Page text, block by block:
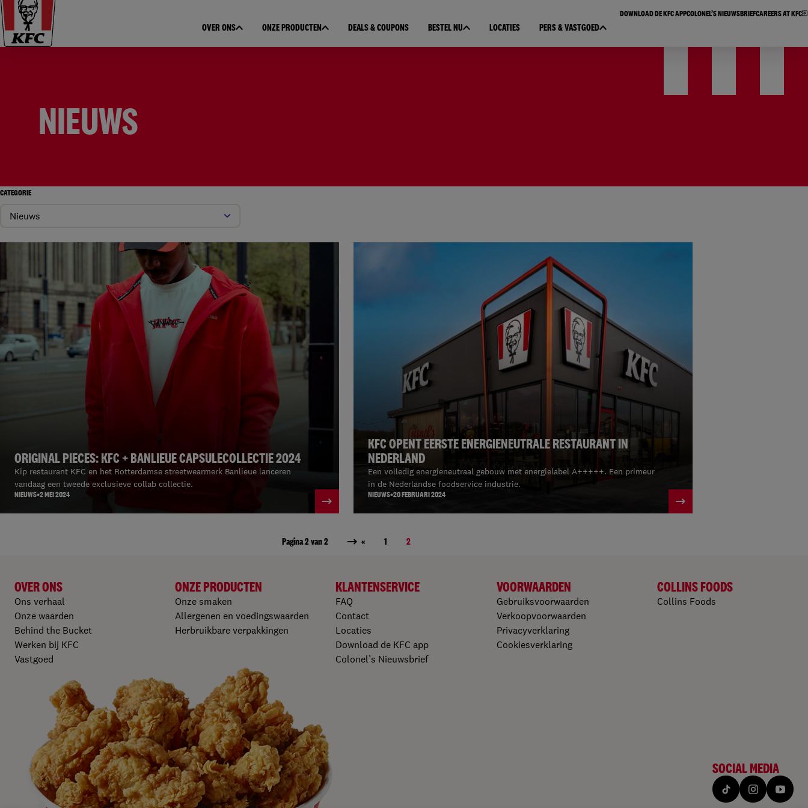
OVER ONS ONZE PRODUCTEN DEALS & COUPONS BESTEL NU LOCATIES PERS & VASTGOED
DOWNLOAD DE KFC APP​COLONEL’S NIEUWSBRIEF​CAREERS AT KFC
NIEUWS
CATEGORIE
ORIGINAL PIECES: KFC + BANLIEUE CAPSULECOLLECTIE 2024
Kip restaurant KFC en het Rotterdamse streetwearmerk Banlieue lanceren
vandaag een tweede exclusieve collab collectie.
NIEUWS 2 MEI 2024
KFC OPENT EERSTE ENERGIENEUTRALE RESTAURANT IN
NEDERLAND
Een volledig energieneutraal gebouw met energielabel A+++++. Een primeur
in de Nederlandse foodservice industrie.
NIEUWS 20 FEBRUARI 2024
Pagina 2 van 2 « 1 2
OVER ONS
Ons verhaal
Onze waarden
Behind the Bucket
Werken bij KFC​
Vastgoed
ONZE PRODUCTEN​
Onze smaken
Allergenen en voedingswaarden
Herbruikbare verpakkingen​
KLANTENSERVICE
FAQ
Contact
Locaties
Download de KFC app​
Colonel’s Nieuwsbrief​
VOORWAARDEN
Gebruiksvoorwaarden
Verkoopvoorwaarden​
Privacyverklaring​
Cookiesverklaring​
COLLINS FOODS
Collins Foods
SOCIAL MEDIA